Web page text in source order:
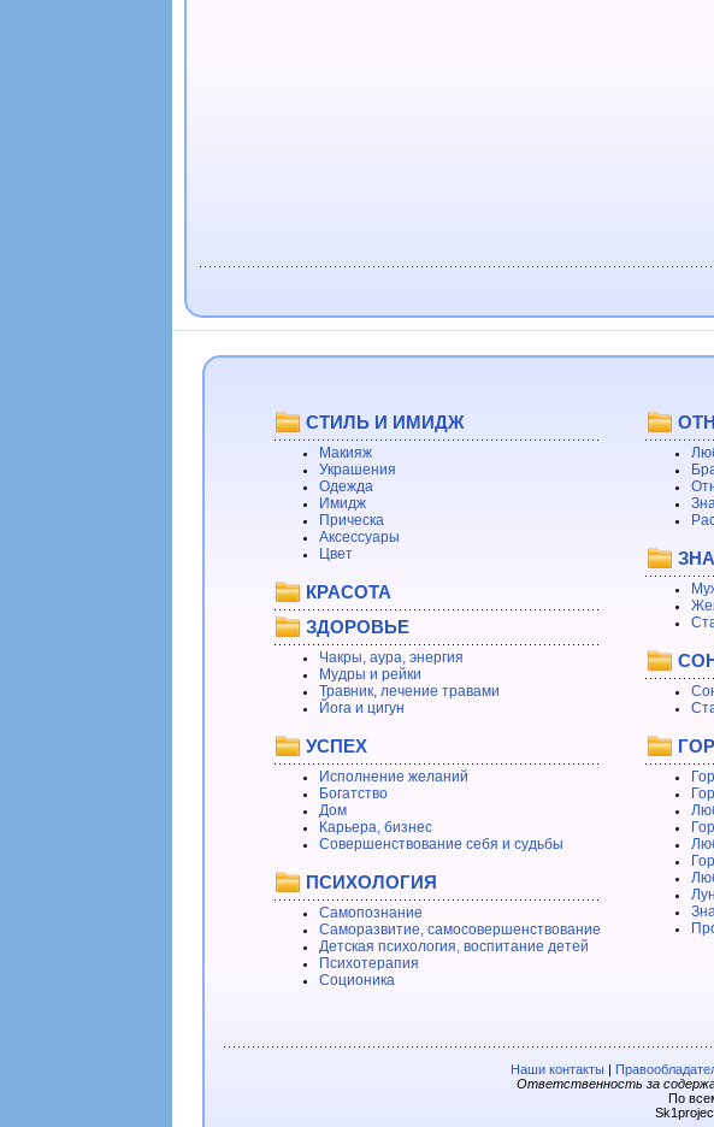
СТИЛЬ И ИМИДЖ
Макияж
Украшения
Одежда
Имидж
Прическа
Аксессуары
Цвет
КРАСОТА
ЗДОРОВЬЕ
Чакры, аура, энергия
Мудры и рейки
Травник, лечение травами
Йога и цигун
УСПЕХ
Исполнение желаний
Богатство
Дом
Карьера, бизнес
Совершенствование себя и судьбы
ПСИХОЛОГИЯ
Самопознание
Саморазвитие, самосовершенствование
Детская психология, воспитание детей
Психотерапия
Соционика
Наши контакты|
Ответственность за
По